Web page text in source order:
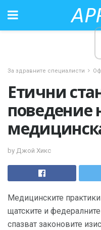
За здравните специалисти
Етични
поведение
by Джой Хикс
Медицинските практики
щатските и
спазват законовите